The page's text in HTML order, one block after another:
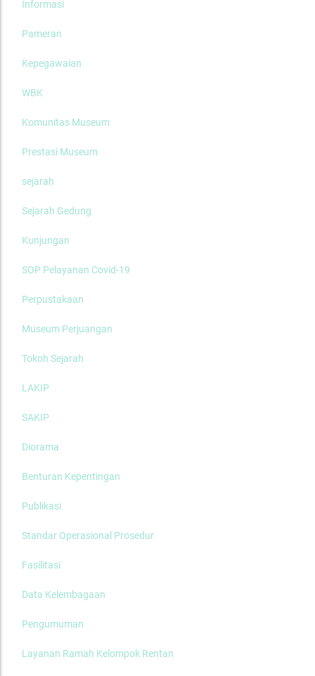
Informasi
Pameran
Kepegawaian
WBK
Komunitas Museum
Prestasi Museum
sejarah
Sejarah Gedung
Kunjungan
SOP Pelayanan Covid-19
Perpustakaan
Museum Perjuangan
Tokoh Sejarah
LAKIP
SAKIP
Diorama
Benturan Kepentingan
Publikasi
Standar Operasional Prosedur
Fasilitasi
Data Kelembagaan
Pengumuman
Layanan Ramah Kelompok Rentan